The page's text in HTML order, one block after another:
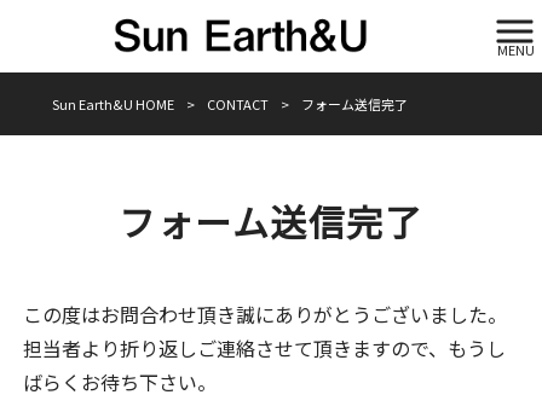
MENU
Sun Earth&U HOME > CONTACT > フォーム送信完了
フォーム送信完了
この度はお問合わせ頂き誠にありがとうございました。
担当者より折り返しご連絡させて頂きますので、もうし
ばらくお待ち下さい。